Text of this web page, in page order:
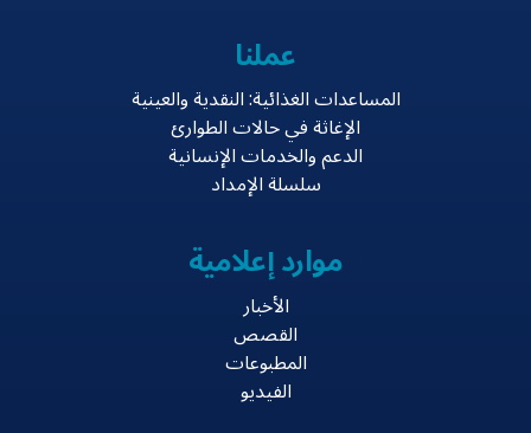
عملنا
المساعدات الغذائية: النقدية والعينية
الإغاثة في حالات الطوارئ
الدعم والخدمات الإنسانية
سلسلة الإمداد
موارد إعلامية
الأخبار
القصص
المطبوعات
الفيديو